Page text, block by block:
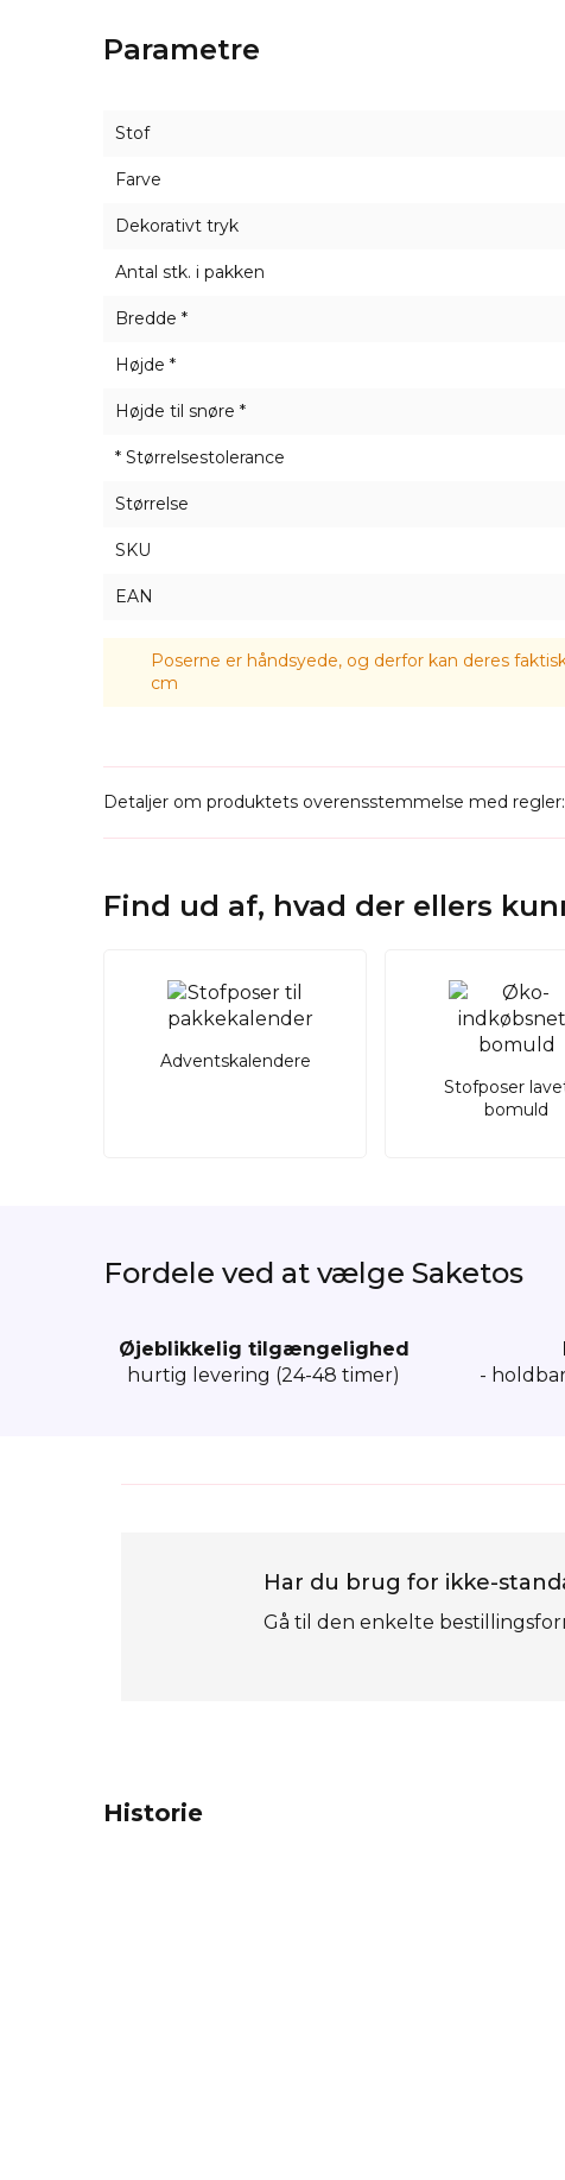
Det er en fremragende mulighed for
kunder, der er engageret i bæredygtighed,
herunder produktemballage, eller som et
Parametre
Stof
Farve
Dekorativt tryk
Antal stk. i pakken
Bredde *
Højde *
Højde til snøre *
* Størrelsestolerance
Størrelse
SKU
EAN
Poserne er håndsyede, og derfor kan deres
cm
Detaljer om produktets overensstemmelse med
Find ud af, hvad der ellers
Adventskalendere
Stofposer
bomuld
Fordele ved at vælge Saketos
Øjeblikkelig tilgængelighed
hurtig levering (24-48 timer)
-
Har du brug for ikke-
Gå til den enkelte
Historie